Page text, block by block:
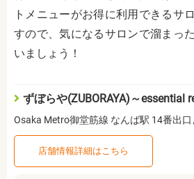
トメニューがお得に利用できるサ
すので、気になるサロンで溜まっ
いましょう！
ずぼらや(ZUBORAYA)～essential
Osaka Metro御堂筋線 なんば駅 14番出
店舗情報詳細はこちら